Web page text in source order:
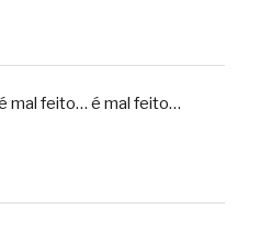
mal feito… é mal feito…